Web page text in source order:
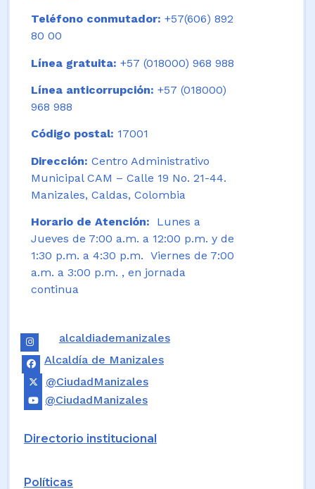
Teléfono conmutador: +57(606) 892
80 00
Línea gratuita: +57 (018000) 968 988
Línea anticorrupción: +57 (018000)
968 988
Código postal: 17001
Dirección: Centro Administrativo
Municipal CAM – Calle 19 No. 21-44.
Manizales, Caldas, Colombia
Horario de Atención: Lunes a
Jueves de 7:00 a.m. a 12:00 p.m. y de
1:30 p.m. a 4:30 p.m. Viernes de 7:00
a.m. a 3:00 p.m. , en jornada
continua
alcaldiademanizales
Alcaldía de Manizales
@CiudadManizales
@CiudadManizales
Directorio institucional
Políticas